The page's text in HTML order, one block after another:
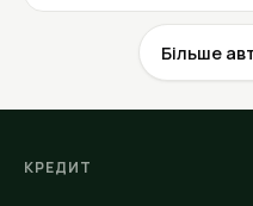
Більше
КРЕДИТ